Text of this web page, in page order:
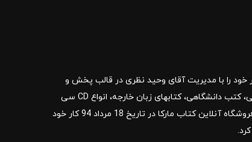
کتاب مارکا در سال 1383 کار خود را با مدیریت آقای وحید نظری در قالب پخش و
توزیع کتب درسی و کمک آموزشی، کتب دانشگاهی، کتابهای زبان خارجه، انواع CD سی
دی و DVD دی وی دی شروع کرد.فروشگاه آنلاین کتاب مارکا در تاریخ 18 مرداد 94 کار خود